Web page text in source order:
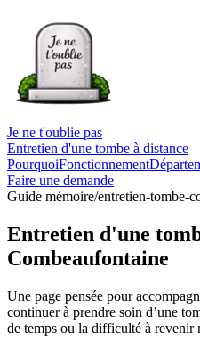
Je ne t'oublie pas
Entretien d'une tombe à distance
PourquoiFonctionnement
Faire une demande
Guide mémoire/entretien-tombe-
Entretien d'une
Combeaufontaine
Une page pensée pour
continuer à prendre soin d’une
de temps ou la difficulté à revenir